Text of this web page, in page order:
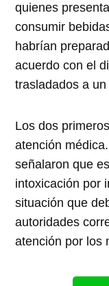
quienes
consumir
habrían
acuerdo con el
trasladados a
Los dos
atención
señalaron que
intoxicación por
situación que
autoridades
atención por los